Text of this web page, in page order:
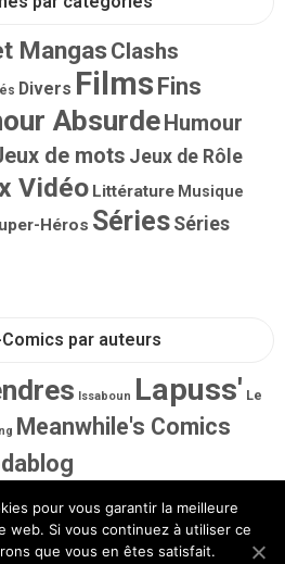
MangasClashs
Divers Films Fins
AbsurdeHumour
de mots Jeux de Rôle
Vidéo Littérature Musique
Héros Séries Séries
par auteurs
Issaboun Lapuss' Le
Meanwhile's Comics
pour vous garantir la meilleure
web. Si vous continuez à utiliser ce
que vous en êtes satisfait.